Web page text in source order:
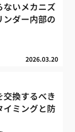
ないメカニズ
ンダー内部の
2026.03.20
交換するべき
イミングと防